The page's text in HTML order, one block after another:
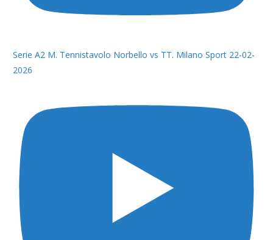
Serie A2 M. Tennistavolo Norbello vs TT. Milano Sport 22-02-
2026